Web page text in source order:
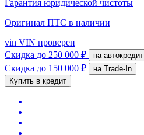
Гарантия юридической чистоты
Оригинал ПТС в наличии
vin VIN проверен
Скидка до 250 000 ₽ на автокредит
Скидка до 150 000 ₽
на Trade-In
Купить в кредит